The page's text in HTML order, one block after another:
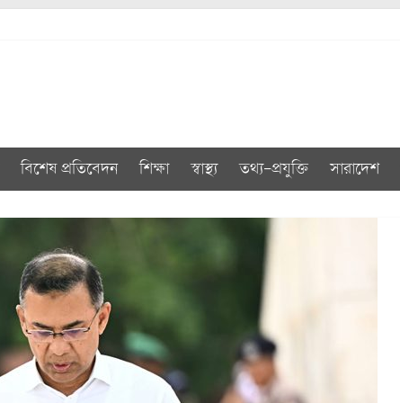
বিশেষ প্রতিবেদন শিক্ষা স্বাস্থ্য তথ্য-প্রযুক্তি সারাদেশ